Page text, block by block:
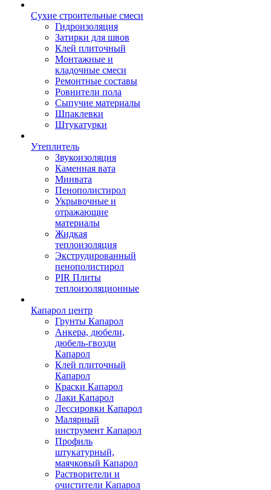
Сухие строительные смеси
Гидроизоляция
Затирки для швов
Клей плиточный
Монтажные и
кладочные смеси
Ремонтные составы
Ровнители пола
Сыпучие материалы
Шпаклевки
Штукатурки
Утеплитель
Звукоизоляция
Каменная вата
Минвата
Пенополистирол
Укрывочные и
отражающие
материалы
Жидкая
теплоизоляция
Экструдированный
пенополистирол
PIR Плиты
теплоизоляционные
Капарол центр
Грунты Капарол
Анкера, дюбели,
дюбель-гвозди
Капарол
Клей плиточный
Капарол
Краски Капарол
Лаки Капарол
Лессировки Капарол
Малярный
инструмент Капарол
Профиль
штукатурный,
маячковый Капарол
Растворители и
очистители Капарол